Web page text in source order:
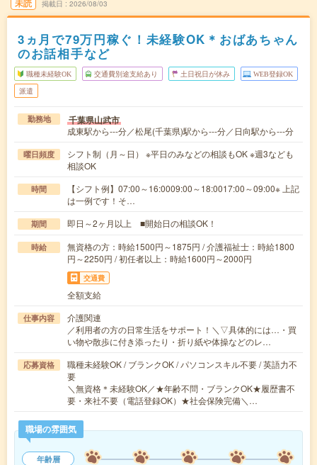
未読 掲載日 2026/08/03
3ヵ月で79万円稼ぐ！未経験OK＊おばあちゃん
のお話相手など
職種未経験OK 交通費別途支給あり 土日祝日が休み WEB登録OK
派遣
勤務地 千葉県山武市
成東駅から---分／松尾(千葉県)駅から---分／日向駅から---分
曜日頻度
シフト制（月～日） ※平日のみなどの相談もOK ※週3なども
相談OK
時間
【シフト例】07:00～16:0009:00～18:0017:00～09:00※ 上記
は一例です！そ…
期間 即日～2ヶ月以上 ■開始日の相談OK！
時給
無資格の方：時給1500円～1875円 / 介護福祉士：時給1800
円～2250円 / 初任者以上：時給1600円～2000円
交通費
全額支給
仕事内容
介護関連
／利用者の方の日常生活をサポート！＼▽具体的には…・買
い物や散歩に付き添ったり・折り紙や体操などのレ…
応募資格
職種未経験OK / ブランクOK / パソコンスキル不要 / 英語力不
要
＼無資格＊未経験OK／★年齢不問・ブランクOK★履歴書不
要・来社不要（電話登録OK）★社会保険完備＼…
職場の雰囲気
年齢層